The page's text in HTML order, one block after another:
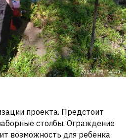
проекта. Предстоит
столбы. Ограждение
возможность для ребенка